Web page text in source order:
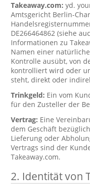
Takeaway.com:yd.
Amtsgericht Berlin-
DE266464862 (siehe
Informationen zu
Namen einer
Kontrolle ausübt, von
kontrolliert wird oder
steht, direkt oder
Trinkgeld: Ein vom
für den Zusteller der
Vertrag: Eine
dem Geschäft
Lieferung oder
Vertrags sind der
Takeaway.com.
2. Identität von